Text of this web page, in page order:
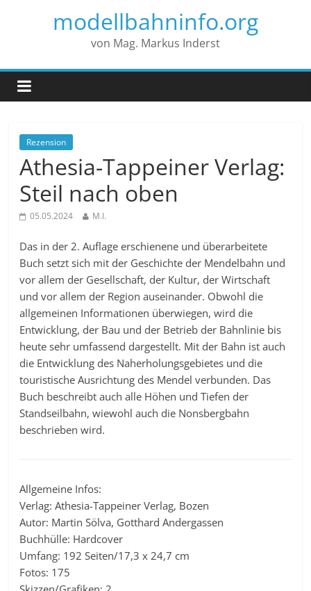
modellbahninfo.org
von Mag. Markus Inderst
Rezension
Athesia-Tappeiner Verlag:
Steil nach oben
05.05.2024 M.I.
Das in der 2. Auflage erschienene und überarbeitete
Buch setzt sich mit der Geschichte der Mendelbahn und
vor allem der Gesellschaft, der Kultur, der Wirtschaft
und vor allem der Region auseinander. Obwohl die
allgemeinen Informationen überwiegen, wird die
Entwicklung, der Bau und der Betrieb der Bahnlinie bis
heute sehr umfassend dargestellt. Mit der Bahn ist auch
die Entwicklung des Naherholungsgebietes und die
touristische Ausrichtung des Mendel verbunden. Das
Buch beschreibt auch alle Höhen und Tiefen der
Standseilbahn, wiewohl auch die Nonsbergbahn
beschrieben wird.
Allgemeine Infos:
Verlag: Athesia-Tappeiner Verlag, Bozen
Autor: Martin Sölva, Gotthard Andergassen
Buchhülle: Hardcover
Umfang: 192 Seiten/17,3 x 24,7 cm
Fotos: 175